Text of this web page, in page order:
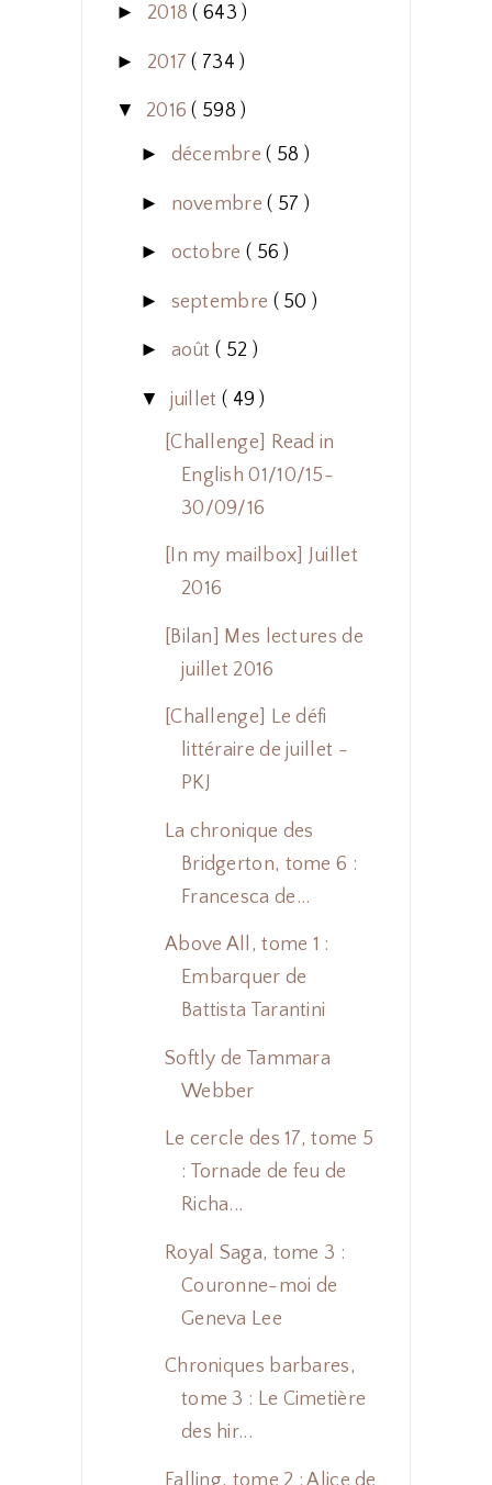
► 2018( 643 )
► 2017( 734 )
▼ 2016( 598 )
► décembre( 58 )
► novembre( 57 )
► octobre ( 56 )
► septembre ( 50 )
► août ( 52 )
▼ juillet ( 49 )
[Challenge] Read in
English 01/10/15-
30/09/16
[In my mailbox] Juillet
2016
[Bilan] Mes lectures de
juillet 2016
[Challenge] Le défi
littéraire de juillet -
PKJ
La chronique des
Bridgerton, tome 6 :
Francesca de...
Above All, tome 1 :
Embarquer de
Battista Tarantini
Softly de Tammara
Webber
Le cercle des 17, tome 5
: Tornade de feu de
Richa...
Royal Saga, tome 3 :
Couronne-moi de
Geneva Lee
Chroniques barbares,
tome 3 : Le Cimetière
des hir...
Falling, tome 2 : Alice de